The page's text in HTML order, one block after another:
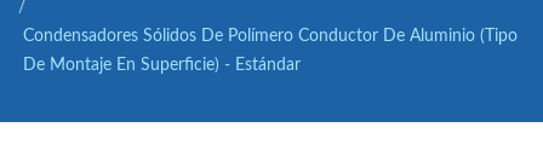
Rendimiento Estable De
Regulación De Voltaje Y
Filtrado De Rizado.
/
Condensadores Sólidos De Polímero Conductor De Aluminio (tipo
De Montaje En Superficie) - Estándar